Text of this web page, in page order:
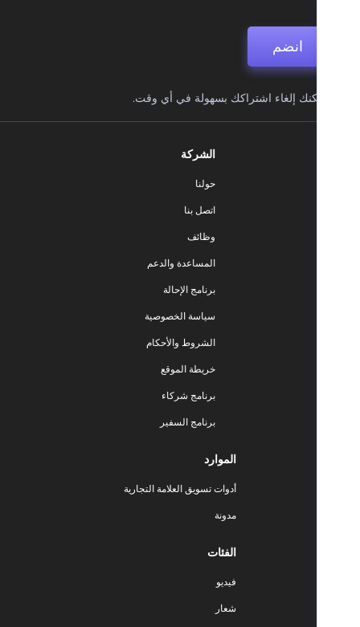
إلغاء اشتراكك بسهولة في أي وقت.
المساعدة والدعم
برنامج الإحالة
سياسة الخصوصية
الشروط والأحكام
خريطة الموقع
برنامج شركاء
برنامج السفير
أدوات تسويق العلامة التجارية